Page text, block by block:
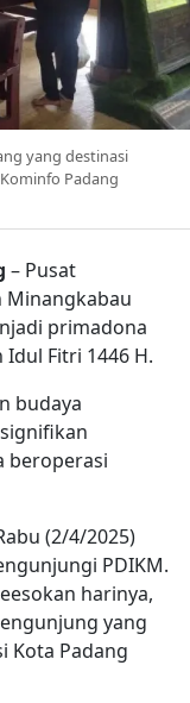
yang destinasi
Padang
– Pusat
Minangkabau
primadona
Fitri 1446 H.
budaya
beroperasi
(2/4/2025)
PDIKM.
harinya,
yang
Kota Padang